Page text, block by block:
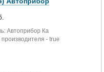
Автоприбор Ка
производителя - true